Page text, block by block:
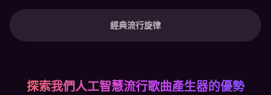
經典流行旋律
探索我們人工智慧流行歌曲產生器的優勢